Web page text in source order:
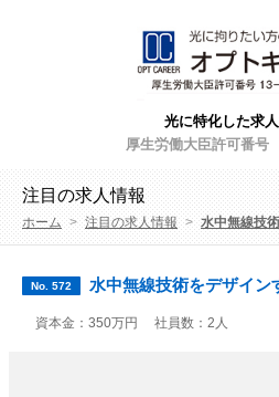
光に特化した求
厚生労働大臣許可番号
注目の求人情報
ホーム > 注目の求人情報 > 水中無線技
No. 572 水中無線技術をデザイン
資本金：350万円 社員数：2人